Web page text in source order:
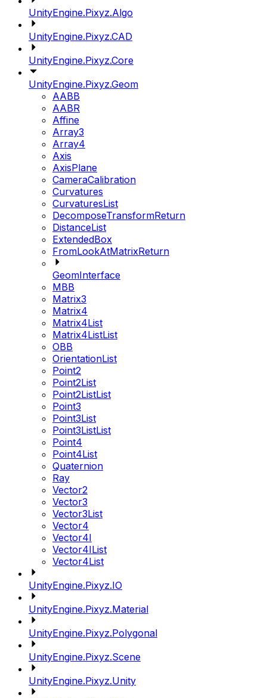
UnityEngine.Pixyz.Algo
UnityEngine.Pixyz.CAD
UnityEngine.Pixyz.Core
UnityEngine.Pixyz.Geom
AABB
AABR
Affine
Array3
Array4
Axis
AxisPlane
CameraCalibration
Curvatures
CurvaturesList
DecomposeTransformReturn
DistanceList
ExtendedBox
FromLookAtMatrixReturn
GeomInterface
MBB
Matrix3
Matrix4
Matrix4List
Matrix4ListList
OBB
OrientationList
Point2
Point2List
Point2ListList
Point3
Point3List
Point3ListList
Point4
Point4List
Quaternion
Ray
Vector2
Vector3
Vector3List
Vector4
Vector4I
Vector4IList
Vector4List
UnityEngine.Pixyz.IO
UnityEngine.Pixyz.Material
UnityEngine.Pixyz.Polygonal
UnityEngine.Pixyz.Scene
UnityEngine.Pixyz.Unity